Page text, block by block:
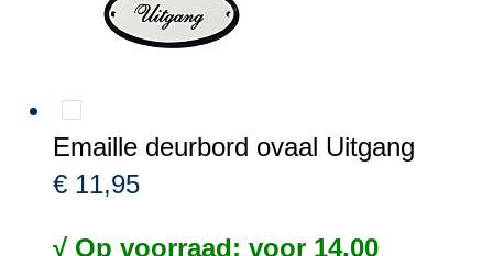
Emaille deurbord ovaal Uitgang
€ 11,95
√ Op voorraad: voor 14.00